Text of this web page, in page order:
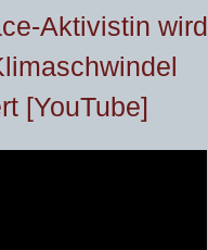
Aktivistin wird
[YouTube]